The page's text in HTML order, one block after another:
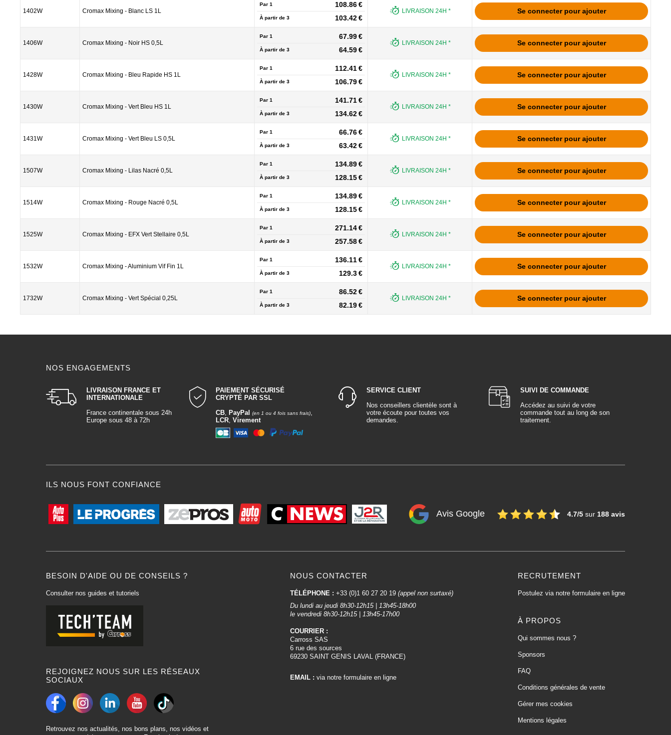
1402W Cromax Mixing - Blanc LS 1L
Par 1 108.86 €
À partir de 3 103.42 €
LIVRAISON 24H * Se connecter pour ajouter
1406W Cromax Mixing - Noir HS 0,5L
Par 1 67.99 €
À partir de 3 64.59 €
LIVRAISON 24H * Se connecter pour ajouter
1428W Cromax Mixing - Bleu Rapide HS 1L
Par 1 112.41 €
À partir de 3 106.79 €
LIVRAISON 24H * Se connecter pour ajouter
1430W Cromax Mixing - Vert Bleu HS 1L
Par 1 141.71 €
À partir de 3 134.62 €
LIVRAISON 24H * Se connecter pour ajouter
1431W Cromax Mixing - Vert Bleu LS 0,5L
Par 1 66.76 €
À partir de 3 63.42 €
LIVRAISON 24H * Se connecter pour ajouter
1507W Cromax Mixing - Lilas Nacré 0,5L
Par 1 134.89 €
À partir de 3 128.15 €
LIVRAISON 24H * Se connecter pour ajouter
1514W Cromax Mixing - Rouge Nacré 0,5L
Par 1 134.89 €
À partir de 3 128.15 €
LIVRAISON 24H * Se connecter pour ajouter
1525W Cromax Mixing - EFX Vert Stellaire 0,5L
Par 1 271.14 €
À partir de 3 257.58 €
LIVRAISON 24H * Se connecter pour ajouter
1532W Cromax Mixing - Aluminium Vif Fin 1L
Par 1 136.11 €
À partir de 3 129.3 €
LIVRAISON 24H * Se connecter pour ajouter
1732W Cromax Mixing - Vert Spécial 0,25L
Par 1 86.52 €
À partir de 3 82.19 €
LIVRAISON 24H * Se connecter pour ajouter
NOS ENGAGEMENTS
LIVRAISON FRANCE ET
INTERNATIONALE
France continentale sous 24h
Europe sous 48 à 72h
PAIEMENT SÉCURISÉ
CRYPTÉ PAR SSL
CB, PayPal (en 1 ou 4 fois sans frais),
LCR,Virement
SERVICE CLIENT
Nos conseillers clientèle sont à
votre écoute pour toutes vos
demandes.
SUIVI DE COMMANDE
Accédez au suivi de votre
commande tout au long de son
traitement.
ILS NOUS FONT CONFIANCE
Avis Google 4.7/5 sur 188 avis
BESOIN D'AIDE OU DE CONSEILS ?
Consulter nos guides et tutoriels
REJOIGNEZ NOUS SUR LES RÉSEAUX
SOCIAUX
Retrouvez nos actualités, nos bons plans, nos vidéos et
NOUS CONTACTER
TÉLÉPHONE : +33 (0)1 60 27 20 19 (appel non surtaxé)
Du lundi au jeudi 8h30-12h15 | 13h45-18h00
le vendredi 8h30-12h15 | 13h45-17h00
COURRIER :
Carross SAS
6 rue des sources
69230 SAINT GENIS LAVAL (FRANCE)
EMAIL : via notre formulaire en ligne
RECRUTEMENT
Postulez via notre formulaire en ligne
À PROPOS
Qui sommes nous ?
Sponsors
FAQ
Conditions générales de vente
Gérer mes cookies
Mentions légales